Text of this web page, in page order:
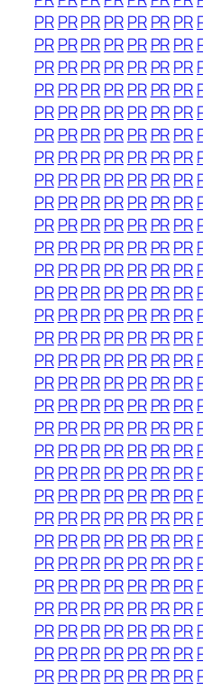
PRPRPRPRPR PRPR
PRPRPRPRPR PRPR
PRPRPRPRPR PRPR
PRPRPRPRPR PRPR
PRPRPRPRPR PRPR
PRPRPRPRPR PRPR
PRPRPRPRPR PRPR
PRPRPRPRPR PRPR
PRPRPRPRPR PRPR
PRPRPRPRPR PRPR
PRPRPRPRPR PRPR
PRPRPRPRPR PRPR
PRPRPRPRPR PRPR
PRPRPRPRPR PRPR
PRPRPRPRPR PRPR
PRPRPRPRPR PRPR
PRPRPRPRPR PRPR
PRPRPRPRPR PRPR
PRPRPRPRPR PRPR
PRPRPRPRPR PRPR
PRPRPRPRPR PRPR
PRPRPRPRPR PRPR
PRPRPRPRPR PRPR
PRPRPRPRPR PRPR
PRPRPRPRPR PRPR
PRPRPRPRPR PRPR
PRPRPRPRPR PRPR
PRPRPRPRPR PRPR
PRPRPRPRPR PRPR
PRPRPRPRPR PRPR